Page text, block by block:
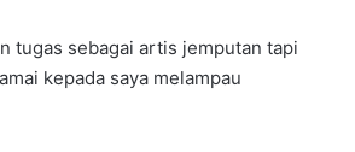
tugas sebagai artis jemputan tapi
kepada saya melampau